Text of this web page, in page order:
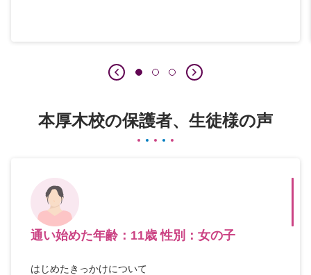
本厚木校の保護者、生徒様の声
通い始めた年齢：11歳 性別：女の子
はじめたきっかけについて